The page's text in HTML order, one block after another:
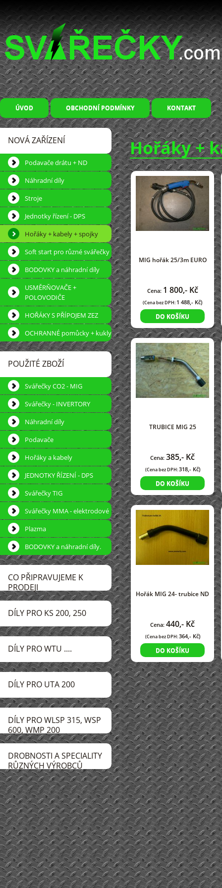
ÚVOD OBCHODNÍ PODMÍNKY KONTAKT
NOVÁ ZAŘÍZENÍ
Podavače drátu + ND
Náhradní díly
Stroje
Jednotky řízení - DPS
Hořáky + kabely + spojky
Soft start pro různé svářečky
BODOVKY a náhradní díly
USMĚRŇOVAČE +
POLOVODIČE
HOŘÁKY S PŘÍPOJEM ZEZ
OCHRANNÉ pomůcky + kukly
POUŽITÉ ZBOŽÍ
Svářečky CO2 - MIG
Svářečky - INVERTORY
Náhradní díly
Podavače
Hořáky a kabely
JEDNOTKY ŘÍZENÍ - DPS
Svářečky TIG
Svářečky MMA - elektrodové
Plazma
BODOVKY a náhradní díly.
CO PŘIPRAVUJEME K
PRODEJI
DÍLY PRO KS 200, 250
DÍLY PRO WTU ....
DÍLY PRO UTA 200
DÍLY PRO WLSP 315, WSP
600, WMP 200
DROBNOSTI A SPECIALITY
RŮZNÝCH VÝROBCŮ
Hořáky +
MIG hořák 25/3m EURO
Cena: 1 800,- Kč
(Cena bez DPH: 1 488,- Kč)
DO KOŠÍKU
TRUBICE MIG 25
Cena: 385,- Kč
(Cena bez DPH:318,- Kč)
DO KOŠÍKU
Hořák MIG 24- trubice ND
Cena: 440,- Kč
(Cena bez DPH:364,- Kč)
DO KOŠÍKU